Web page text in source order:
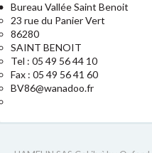
Bureau Vallée Saint Benoit
23 rue du Panier Vert
86280
SAINT BENOIT
Tel : 05 49 56 44 10
Fax : 05 49 56 41 60
BV86@wanadoo.fr